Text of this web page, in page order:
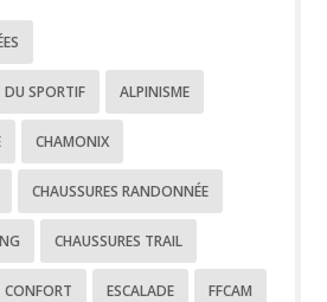
SPORTIF ALPINISME
CHAMONIX
CHAUSSURES RANDONNÉE
CHAUSSURES TRAIL
CONFORT ESCALADE FFCAM